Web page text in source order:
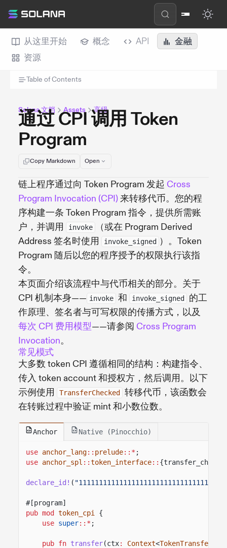
从这里开始 概念 API
金融
资源
Table of Contents
Solana 文档 Assets 高级
通过 CPI 调用 Token
Program
Copy Markdown Open
链上程序通过向 Token Program 发起 Cross
Program Invocation (CPI)来转移代币。您的程
序构建一条 Token Program 指令，提供所需账
户，并调用
invoke
（或在 Program Derived
Address 签名时使用
invoke_signed
）。Token
Program 随后以您的程序授予的权限执行该指
令。
本页面介绍该流程中与代币相关的部分。关于
CPI 机制本身—— invoke 和 invoke_signed
的工
作原理、签名者与可写权限的传播方式，以及
每次 CPI 费用模型——请参阅 Cross Program
Invocation。
常见模式
大多数 token CPI 遵循相同的结构：构建指令、
传入 token account 和授权方，然后调用。以下
示例使用
TransferChecked
转移代币，该函数会
在转账过程中验证 mint 和小数位数。
Anchor Native (Pinocchio)
use anchor_lang:: prelude::* ;
use anchor_spl ::token_interface::
declare_id! ( "11111111111111111111111111111111"
#[program]
pub mod
token_cpi
{
use super::* ;
pub fn transfer(ctx: Context<TokenTransfer